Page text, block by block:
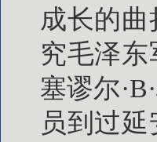
成长的
究毛泽
塞谬尔
员到过